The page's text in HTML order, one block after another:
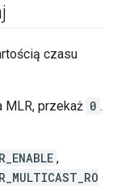
czasu
MLR, przekaż 0 .
,